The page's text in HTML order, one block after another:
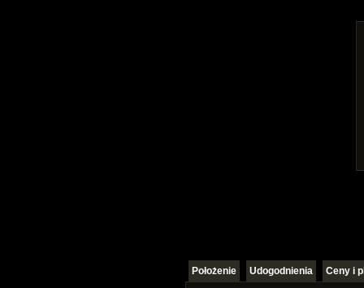
Położenie Udogodnienia Ceny i